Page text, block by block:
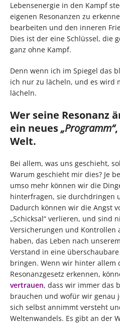
Lebensenergie in den Kampf
eigenen Resonanzen zu
bearbeiten und den inneren
Dies ist der eine Schlüssel, die
ganz ohne Kampf.
Denn wenn ich im Spiegel das
ich nur zu lächeln, und es wird
lächeln.
Wer seine Resonanz
ein neues„Programm“
Welt.
Bei allem, was uns geschieht,
Warum geschieht mir dies? Je
umso mehr können wir die
hinterfragen, sie durchdringen
Dadurch können wir die Angst
„Schicksal“ verlieren, und sind
Versicherungen und Kontrollen
haben, das Leben nach
Verstand in eine
bringen. Wenn wir hinter allem
Resonanzgesetz erkennen,
vertrauen, dass wir immer das
brauchen und wofür wir genau
sich selbst annimmt versteht
Weltenwandels. Es gibt an der